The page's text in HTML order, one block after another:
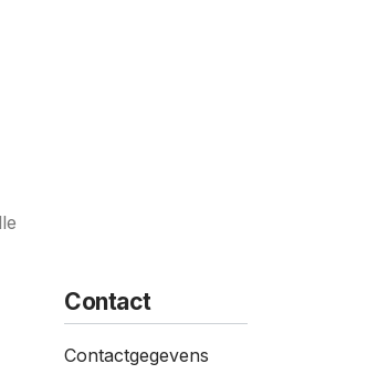
Contact
Contact­gegevens